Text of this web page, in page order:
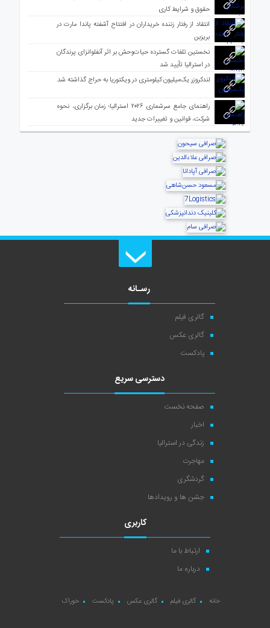
حقوق و شرایط کاری
انتقاد از رفتار زننده خریداران در افتتاح آشفته پاندا مارت در
بریزبن
نخستین تلفات گسترده حیات‌وحش بر اثر آنفلوانزای پرندگان
در استرالیا تأیید شد
لندکروزر یک‌میلیون کیلومتری در ویکتوریا به حراج گذاشته شد
راهنمای جامع سرشماری ۲۰۲۶ استرالیا؛ زمان برگزاری، نحوه
شرکت، قوانین و تغییرات جدید
رسـانه
گالری فیلم
گالری عکس
پادکست
دسترسی سریع
صفحه نخست
اخبار
زندگی در استرالیا
مهاجرت
گردشگری
جشن ها و رویدادها
کاربری
ارتباط با ما
درباره ما
خانه گالری فیلم گالری عکس پادکست خوراک